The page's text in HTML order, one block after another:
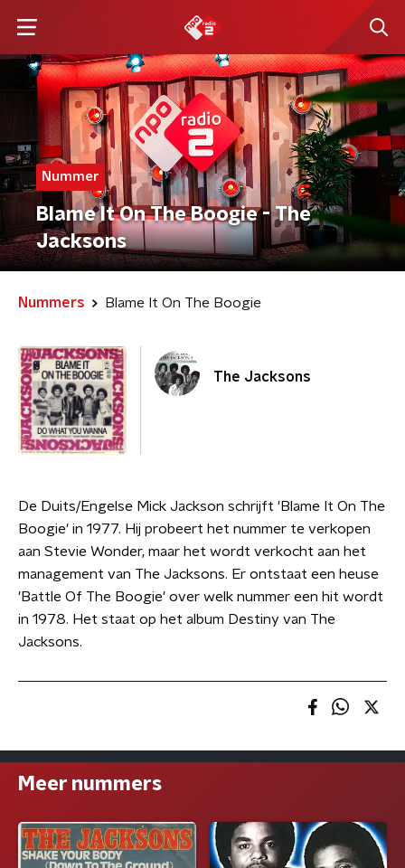
Nummer
Blame It On The Boogie - The
Jacksons
Nummers Blame It On The Boogie
The Jacksons
De Duits/Engelse Mick Jackson schrijft 'Blame It On The
Boogie' in 1977. Hij probeert het nummer te verkopen
aan Stevie Wonder, maar het wordt verkocht aan het
management van The Jacksons. Er ontstaat een heuse
'Battle Of The Boogie' over welk nummer een hit wordt
in 1978. Het staat op het album Destiny van The
Jacksons.
Meer nummers